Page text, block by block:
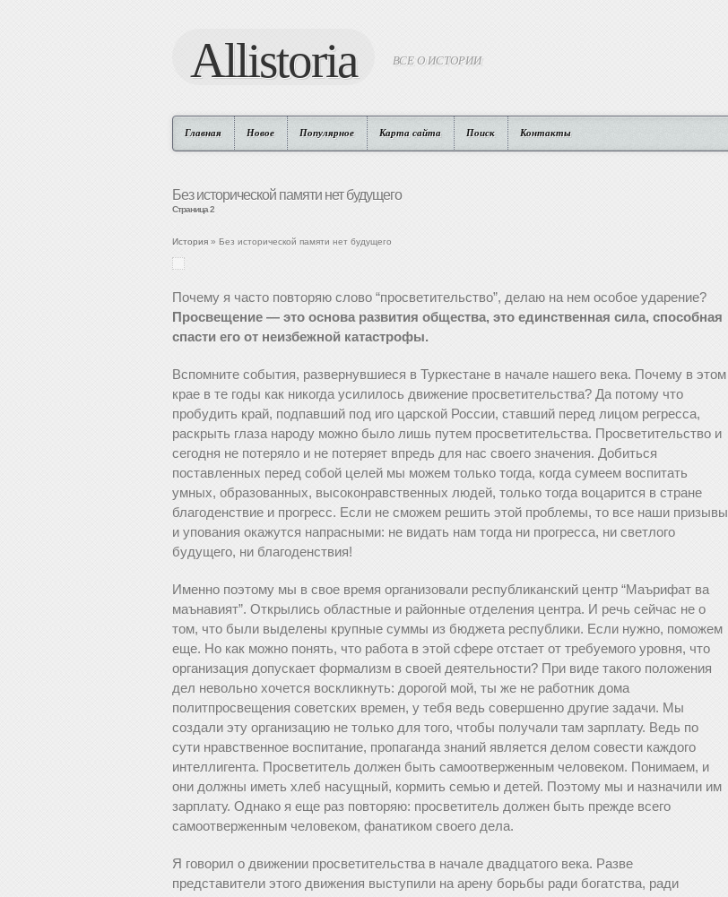
Allistoria ВСЕ О ИСТОРИИ
Главная Новое Популярное Карта сайта Поиск Контакты
Без исторической памяти нет будущего
Страница 2
История » Без исторической памяти нет будущего
Почему я часто повторяю слово “просветительство”, делаю на нем особое ударение?
Просвещение — это основа развития общества, это единственная сила, способная
спасти его от неизбежной катастрофы.
Вспомните события, развернувшиеся в Туркестане в начале нашего века. Почему в этом
крае в те годы как никогда усилилось движение просветительства? Да потому что
пробудить край, подпавший под иго царской России, ставший перед лицом регресса,
раскрыть глаза народу можно было лишь путем просветительства. Просветительство и
сегодня не потеряло и не потеряет впредь для нас своего значения. Добиться
поставленных перед собой целей мы можем только тогда, когда сумеем воспитать
умных, образованных, высоконравственных людей, только тогда воцарится в стране
благоденствие и прогресс. Если не сможем решить этой проблемы, то все наши призывы
и упования окажутся напрасными: не видать нам тогда ни прогресса, ни светлого
будущего, ни благоденствия!
Именно поэтому мы в свое время организовали республиканский центр “Маърифат ва
маънавият”. Открылись областные и районные отделения центра. И речь сейчас не о
том, что были выделены крупные суммы из бюджета республики. Если нужно, поможем
еще. Но как можно понять, что работа в этой сфере отстает от требуемого уровня, что
организация допускает формализм в своей деятельности? При виде такого положения
дел невольно хочется воскликнуть: дорогой мой, ты же не работник дома
политпросвещения советских времен, у тебя ведь совершенно другие задачи. Мы
создали эту организацию не только для того, чтобы получали там зарплату. Ведь по
сути нравственное воспитание, пропаганда знаний является делом совести каждого
интеллигента. Просветитель должен быть самоотверженным человеком. Понимаем, и
они должны иметь хлеб насущный, кормить семью и детей. Поэтому мы и назначили им
зарплату. Однако я еще раз повторяю: просветитель должен быть прежде всего
самоотверженным человеком, фанатиком своего дела.
Я говорил о движении просветительства в начале двадцатого века. Разве
представители этого движения выступили на арену борьбы ради богатства, ради